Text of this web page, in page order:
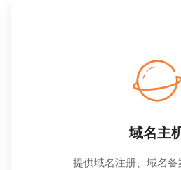
域名主
提供域名注册、域名